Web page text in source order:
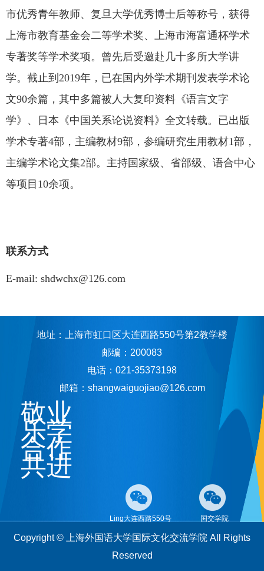
市优秀青年教师、复旦大学优秀博士后等称号，获得
上海市教育基金会二等学术奖、上海市海富通杯学术
专著奖等学术奖项。曾先后受邀赴几十多所大学讲
学。截止到2019年，已在国内外学术期刊发表学术论
文90余篇，其中多篇被人大复印资料《语言文字
学》、日本《中国关系论说资料》全文转载。已出版
学术专著4部，主编教材9部，参编研究生用教材1部，
主编学术论文集2部。主持国家级、省部级、语合中心
等项目10余项。
联系方式
E-mail: shdwchx@126.com
地址：上海市虹口区大连西路550号第2教学楼
邮编：200083
电话：021-35373198
邮箱：shangwaiguojiao@126.com
敬业
乐学
合作
共进
Ling大连西路550号 国交学院
Copyright © 上海外国语大学国际文化交流学院 All Rights
Reserved